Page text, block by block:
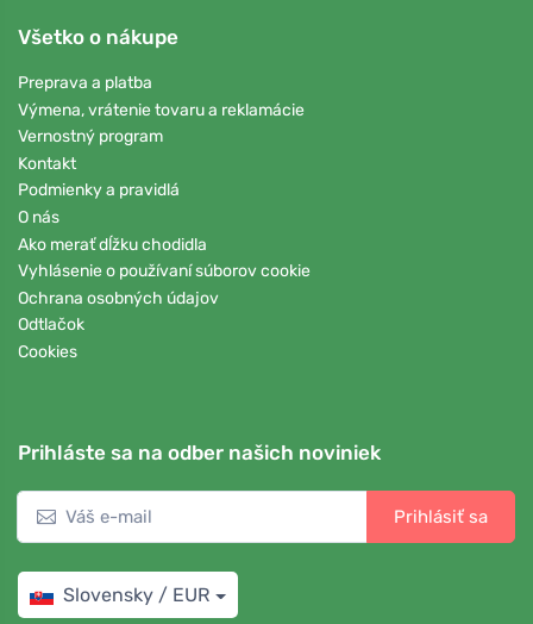
Všetko o nákupe
Preprava a platba
Výmena, vrátenie tovaru a reklamácie
Vernostný program
Kontakt
Podmienky a pravidlá
O nás
Ako merať dĺžku chodidla
Vyhlásenie o používaní súborov cookie
Ochrana osobných údajov
Odtlačok
Cookies
Prihláste sa na odber našich noviniek
Prihlásiť sa
Slovensky / EUR